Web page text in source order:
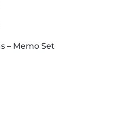
– Memo Set